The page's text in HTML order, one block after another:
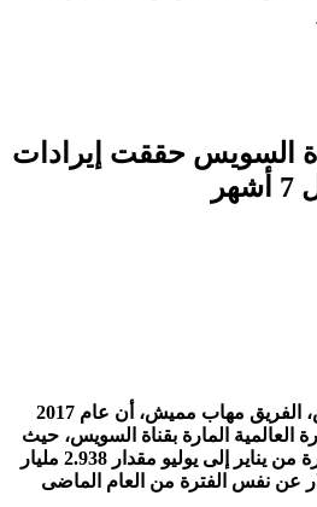
السويس حققت إيرادات
أكد رئيس هيئة قناة السويس، الفريق مهاب مميش، أن عام 2017
العالمية المارة بقناة السويس، حيث
بلغت عائدات القناة فى الفترة من يناير إلى يوليو مقدار 2.938 مليار
مليار دولار عن نفس الفترة من العام الماضى